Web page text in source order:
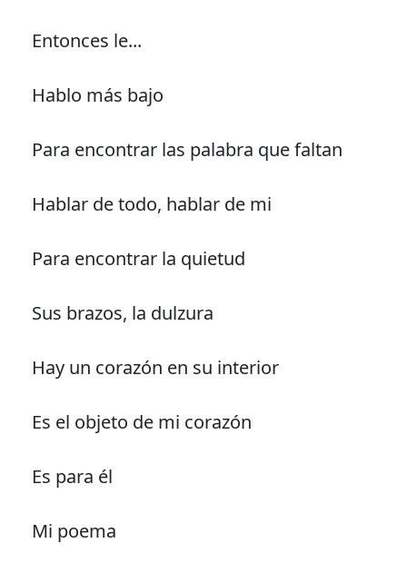
Entonces le...
Hablo más bajo
Para encontrar las palabra que faltan
Hablar de todo, hablar de mi
Para encontrar la quietud
Sus brazos, la dulzura
Hay un corazón en su interior
Es el objeto de mi corazón
Es para él
Mi poema